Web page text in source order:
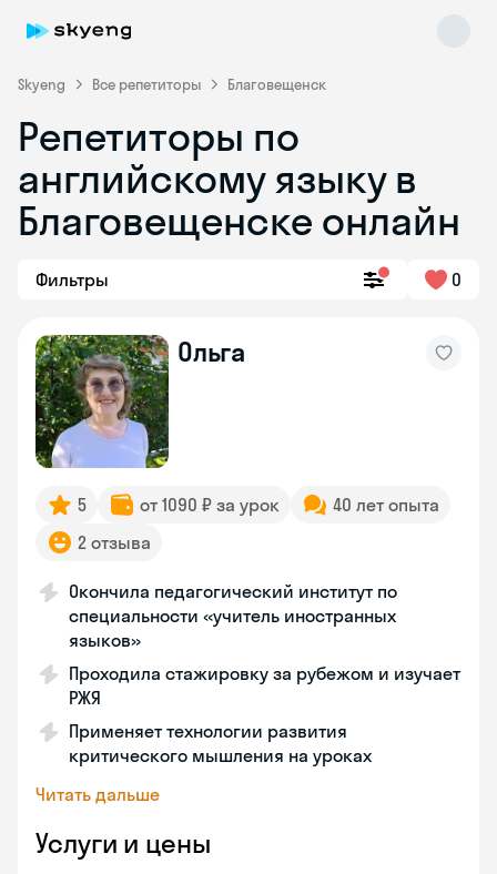
Skyeng Все репетиторы Благовещенск
Репетиторы по
английскому языку в
Благовещенске онлайн
Фильтры 0
Ольга
5 от 1090 ₽ за урок
40 лет опыта
2 отзыва
Окончила педагогический институт по
специальности «учитель иностранных
языков»
Проходила стажировку за рубежом и изучает
РЖЯ
Применяет технологии развития
критического мышления на уроках
Читать дальше
Услуги и цены
Skyeng Chat